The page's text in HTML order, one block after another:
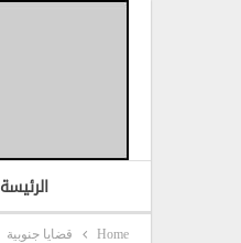
الرئيسة
Home قضايا جنوبية